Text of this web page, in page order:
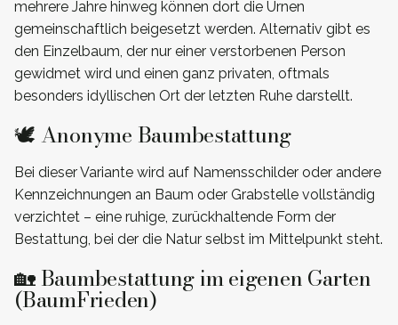
mehrere Jahre hinweg können dort die Urnen
gemeinschaftlich beigesetzt werden. Alternativ gibt es
den Einzelbaum, der nur einer verstorbenen Person
gewidmet wird und einen ganz privaten, oftmals
besonders idyllischen Ort der letzten Ruhe darstellt.
🕊️ Anonyme Baumbestattung
Bei dieser Variante wird auf Namensschilder oder andere
Kennzeichnungen an Baum oder Grabstelle vollständig
verzichtet – eine ruhige, zurückhaltende Form der
Bestattung, bei der die Natur selbst im Mittelpunkt steht.
🏡 Baumbestattung im eigenen Garten
(BaumFrieden)